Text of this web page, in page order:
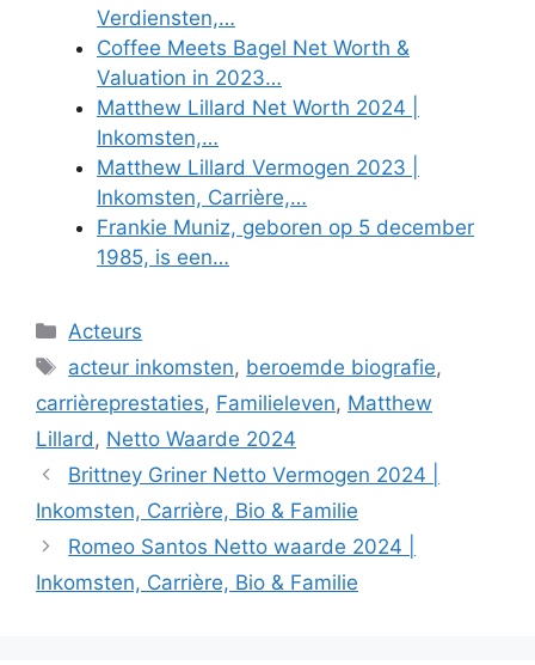
Verdiensten,…
Coffee Meets Bagel Net Worth &
Valuation in 2023…
Matthew Lillard Net Worth 2024 |
Inkomsten,…
Matthew Lillard Vermogen 2023 |
Inkomsten, Carrière,…
Frankie Muniz, geboren op 5 december
1985, is een…
Categories
Acteurs
Tags
acteur inkomsten, beroemde biografie,
carrièreprestaties, Familieleven, Matthew
Lillard , Netto Waarde 2024
Brittney Griner Netto Vermogen 2024 |
Inkomsten, Carrière, Bio & Familie
Romeo Santos Netto waarde 2024 |
Inkomsten, Carrière, Bio & Familie